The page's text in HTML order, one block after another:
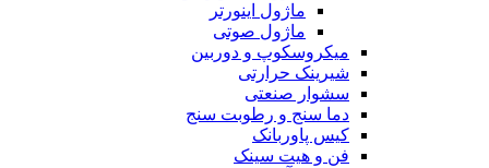
ماژول اینورتر
ماژول صوتی
میکروسکوپ و دوربین
شیرینک حرارتی
سشوار صنعتی
دما سنج و رطوبت سنج
کیس پاوربانک
فن و هیت سینک